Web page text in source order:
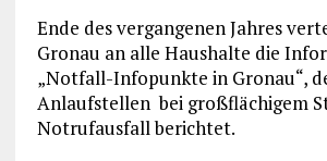
Ende des vergangenen Jahres
Gronau an alle Haushalte die
„Notfall-Infopunkte in Gronau“,
Anlaufstellen bei großflächigem
Notrufausfall berichtet.